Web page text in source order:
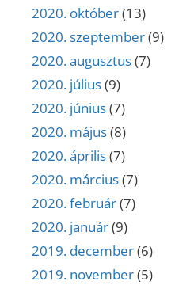
2020. október(13)
2020. szeptember(9)
2020. augusztus(7)
2020. július(9)
2020. június(7)
2020. május(8)
2020. április(7)
2020. március(7)
2020. február(7)
2020. január(9)
2019. december(6)
2019. november(5)